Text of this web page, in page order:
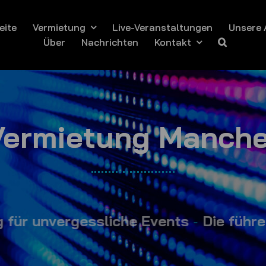
Vermietung Live-Veranstaltungen
Unsere
Über
Nachrichten Kontakt
Events- Die führenden